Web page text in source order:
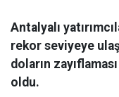
Antalyalı
rekor seviyeye
doların
oldu.